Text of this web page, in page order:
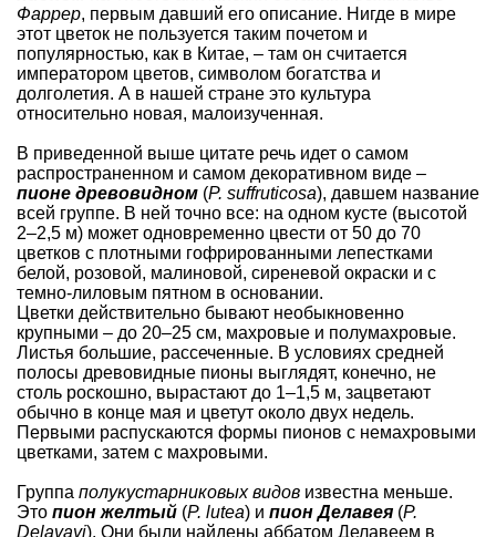
Фаррер, первым давший его описание. Нигде в мире
этот цветок не пользуется таким почетом и
популярностью, как в Китае, – там он считается
императором цветов, символом богатства и
долголетия. А в нашей стране это культура
относительно новая, малоизученная.
В приведенной выше цитате речь идет о самом
распространенном и самом декоративном виде –
пионе древовидном (P. suffruticosa), давшем название
всей группе. В ней точно все: на одном кусте (высотой
2–2,5 м) может одновременно цвести от 50 до 70
цветков с плотными гофрированными лепестками
белой, розовой, малиновой, сиреневой окраски и с
темно-лиловым пятном в основании.
Цветки действительно бывают необыкновенно
крупными – до 20–25 см, махровые и полумахровые.
Листья большие, рассеченные. В условиях средней
полосы древовидные пионы выглядят, конечно, не
столь роскошно, вырастают до 1–1,5 м, зацветают
обычно в конце мая и цветут около двух недель.
Первыми распускаются формы пионов с немахровыми
цветками, затем с махровыми.
Группа полукустарниковых видов известна меньше.
Это пион желтый (P. lutea) и пион Делавея (P.
Delavayi). Они были найдены аббатом Делавеем в